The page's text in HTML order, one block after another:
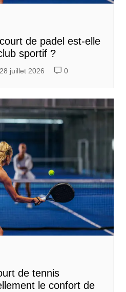
de padel est-elle
sportif ?
28 juillet 2026 0
de tennis
le confort de